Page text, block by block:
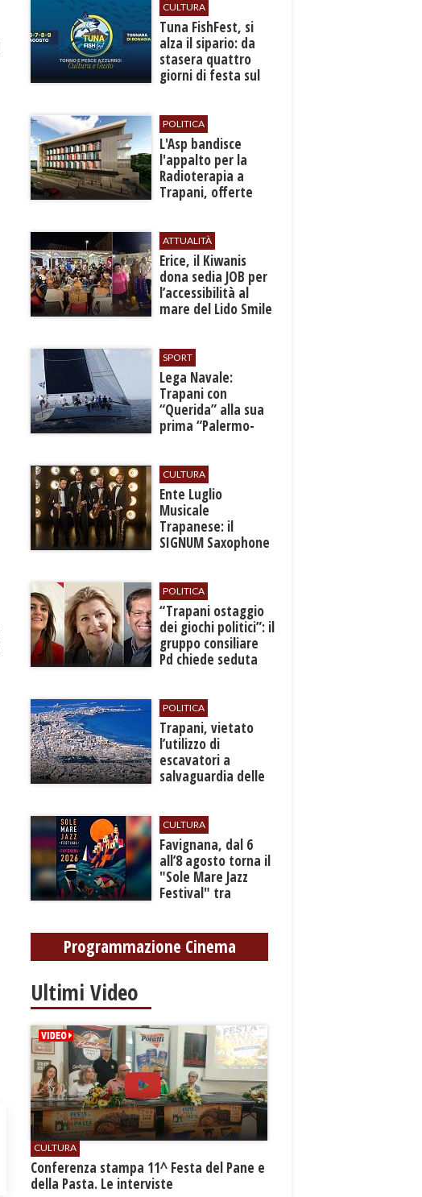
CULTURA
​Tuna FishFest, si
alza il sipario: da
stasera quattro
giorni di festa sul
POLITICA
L'Asp bandisce
l'appalto per la
Radioterapia a
Trapani, offerte
ATTUALITÀ
​Erice, il Kiwanis
dona sedia JOB per
l’accessibilità al
mare del Lido Smile
SPORT
​Lega Navale:
Trapani con
“Querida” alla sua
prima “Palermo-
CULTURA
Ente Luglio
Musicale
Trapanese: il
SIGNUM Saxophone
Dream”
POLITICA
​“Trapani ostaggio
dei giochi politici”: il
gruppo consiliare
Pd chiede seduta
POLITICA
​Trapani, vietato
l’utilizzo di
escavatori a
salvaguardia delle
CULTURA
Favignana, dal 6
all’8 agosto torna il
"Sole Mare Jazz
Festival" tra
Programmazione Cinema
Ultimi Video
CULTURA
Conferenza stampa 11^ Festa del Pane e
della Pasta. Le interviste